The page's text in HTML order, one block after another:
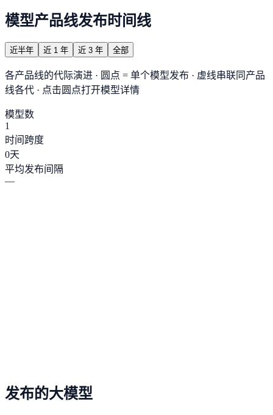
模型产品线发布时间线
近半年 近 1 年 近 3 年 全部
各产品线的代际演进 · 圆点 = 单个模型发布 · 虚线串联同产品
线各代 · 点击圆点打开模型详情
模型数
1
时间跨度
0天
平均发布间隔
—
发布的大模型